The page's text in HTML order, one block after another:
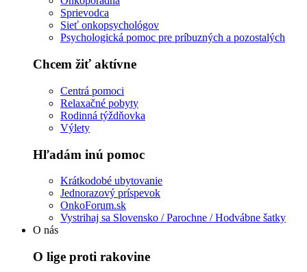
Sprievodca
Sieť onkopsychológov
Psychologická pomoc pre príbuzných a pozostalých
Chcem žiť aktívne
Centrá pomoci
Relaxačné pobyty
Rodinná týždňovka
Výlety
Hľadám inú pomoc
Krátkodobé ubytovanie
Jednorazový príspevok
OnkoForum.sk
Vystrihaj sa Slovensko / Parochne / Hodvábne šatky
O nás
O lige proti rakovine